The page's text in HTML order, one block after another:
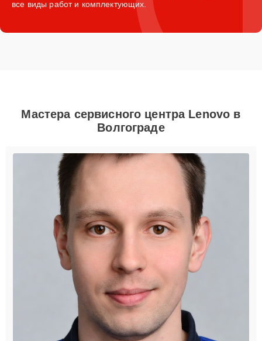
все виды работ и комплектующих.
Мастера сервисного центра Lenovo в
Волгограде